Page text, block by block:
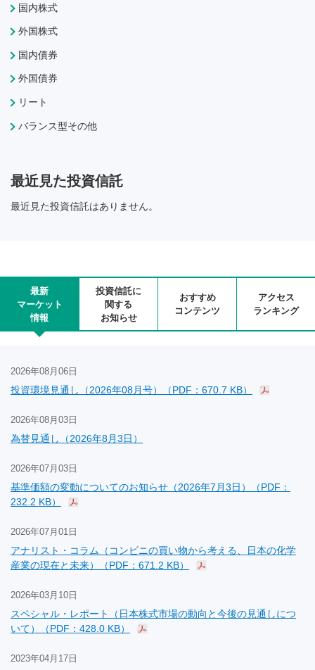
国内株式
外国株式
国内債券
外国債券
リート
バランス型その他
最近見た投資信託
最近見た投資信託はありません。
最新
マーケット
情報
投資信託に
関する
お知らせ
おすすめ
コンテンツ
アクセス
ランキング
2026年08月06日
投資環境見通し（2026年08月号）（PDF：670.7 KB）
2026年08月03日
為替見通し（2026年8月3日）
2026年07月03日
基準価額の変動についてのお知らせ（2026年7月3日）（PDF：
232.2 KB）
2026年07月01日
アナリスト・コラム（コンビニの買い物から考える、日本の化学
産業の現在と未来）（PDF：671.2 KB）
2026年03月10日
スペシャル・レポート（日本株式市場の動向と今後の見通しにつ
いて）（PDF：428.0 KB）
2023年04月17日